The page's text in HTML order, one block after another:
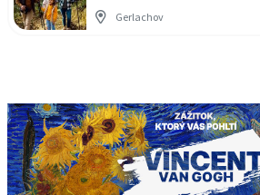
Gerlachov